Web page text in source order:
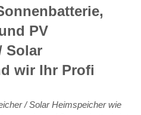
PV
Solar
wir Ihr Profi
/ Solar Heimspeicher wie